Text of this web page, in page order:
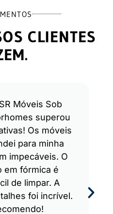
CLIENTES
Móveis Sob
superou
Os móveis
para minha
impecáveis. O
em fórmica é
de limpar. A
foi incrível.